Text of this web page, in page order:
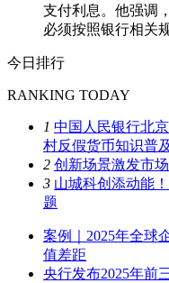
支付利息。他强调
必须按照银行相关
今日排行
RANKING TODAY
1 中国人民银行北
村反假货币知识普
2 创新场景激发市
3 山城科创添动能
题
案例｜2025年全球
值差距
央行发布2025年前